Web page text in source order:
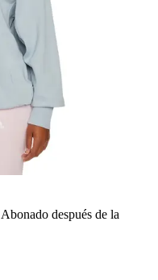
Abonado después de la